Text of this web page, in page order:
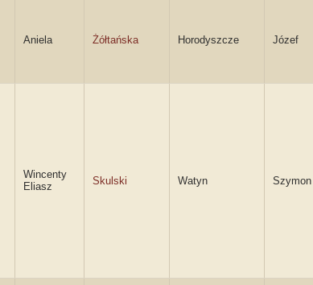
Aniela Żółtańska Horodyszcze Józef
Wincenty
Eliasz
Skulski Watyn Szymon